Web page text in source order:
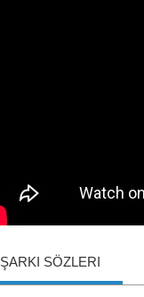
ŞARKI SÖZLERI